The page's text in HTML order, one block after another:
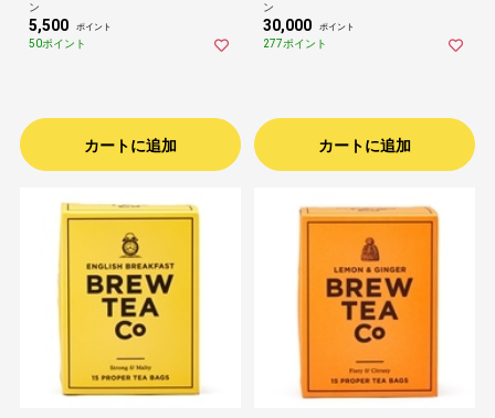
ン
5,500 ポイント
50ポイント
カートに追加
ン
30,000 ポイント
277ポイント
カートに追加